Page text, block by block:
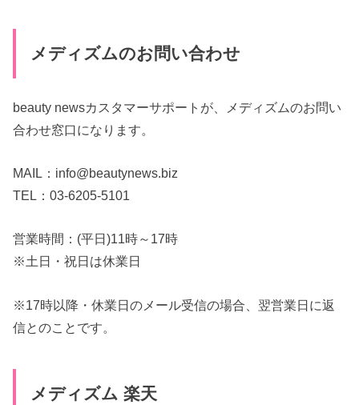
メディズムのお問い合わせ
beauty newsカスタマーサポートが、メディズムのお問い
合わせ窓口になります。
MAIL：info@beautynews.biz
TEL：03-6205-5101
営業時間：(平日)11時～17時
※土日・祝日は休業日
※17時以降・休業日のメール受信の場合、翌営業日に返
信とのことです。
メディズム 楽天